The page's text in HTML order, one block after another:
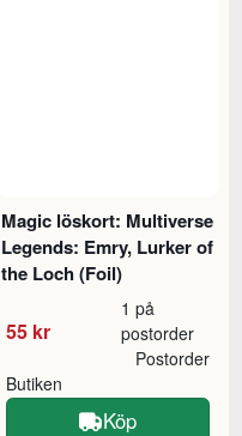
Magic löskort: Multiverse
Legends: Emry, Lurker of
the Loch (Foil)
55 kr
1 på
postorder
Butiken
Postorder
Köp